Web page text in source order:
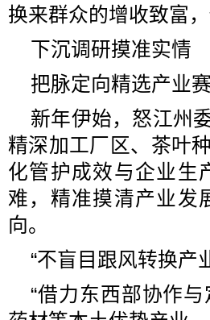
换来群众的增收致富
下沉调研摸准实情
把脉定向精选产业
新年伊始，怒江州
精深加工厂区、茶叶
化管护成效与企业生
难，精准摸清产业发
向。
“不盲目跟风转换产
“借力东西部协作